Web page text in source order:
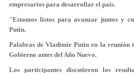
empresarios para desarrollar el país.
"Estamos listos para avanzar juntos y
Putin.
Palabras de Vladimir Putin en la reunión
Gobierno antes del Año Nuevo.
Los participantes discutieron los